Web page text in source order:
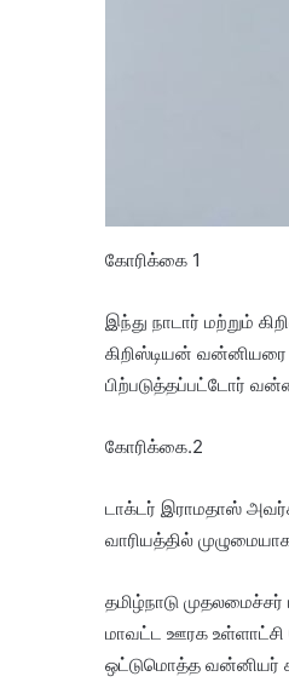
கோரிக்கை 1
இந்து நாடார் மற்றும்
கிறிஸ்டியன் வன்னியரை
பிற்படுத்தப்பட்டோர்
கோரிக்கை.2
டாக்டர் இராமதாஸ்
வாரியத்தில்
தமிழ்நாடு
மாவட்ட ஊரக
ஒட்டுமொத்த வன்னியர்